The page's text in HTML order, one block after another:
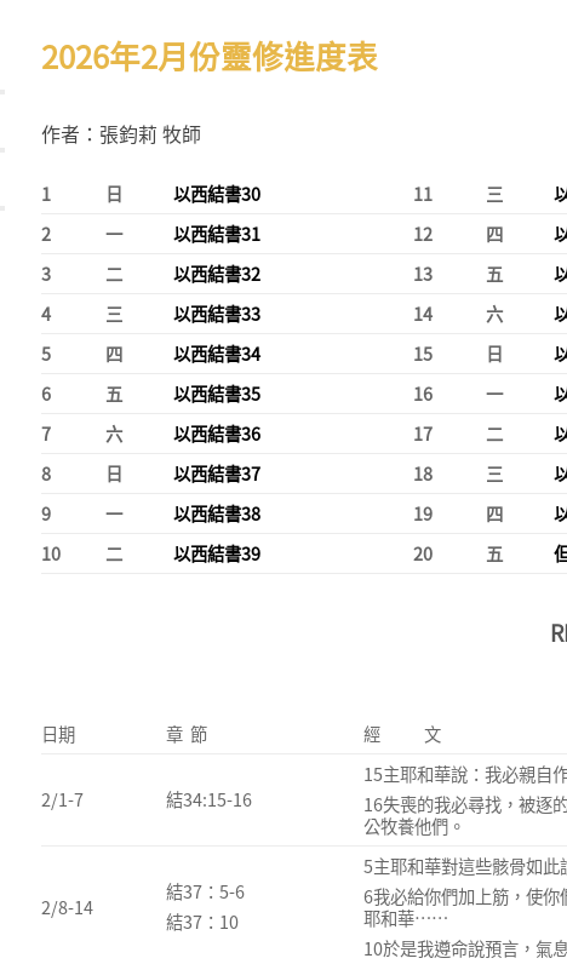
2026年2月份靈修進度表
作者：張鈞莉 牧師
1 日 以西結書30 11 三
2
一 以西結書31 12 四
3
二 以西結書32 13 五
4
三 以西結書33 14 六
5
四 以西結書34 15 日
6
五 以西結書35 16 一
7
六 以西結書36 17 二
8
日 以西結書37 18 三
9
一 以西結書38 19 四
10
二 以西結書39 20 五
日期 章 節 經 文
2/1-7 結34:15-16
15主耶和華說：我必親自
16失喪的我必尋找，被逐
公牧養他們。
2/8-14
結37：5-6
結37：10
5主耶和華對這些骸骨如此
6我必給你們加上筋，使
耶和華……
10於是我遵命說預言，氣